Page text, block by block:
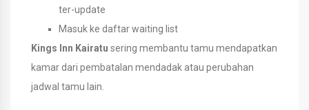
ter-update
Masuk ke daftar waiting list
Kings Inn Kairatu sering membantu tamu mendapatkan
kamar dari pembatalan mendadak atau perubahan
jadwal tamu lain.